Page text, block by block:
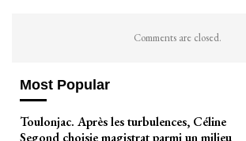
Comments are closed.
Most Popular
Toulonjac. Après les turbulences, Céline
Segond choisie magistrat parmi un milieu